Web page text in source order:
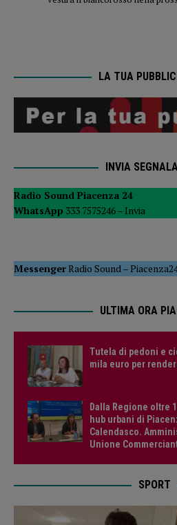
LA TUA
INVIA
Radio Sound Piacenza 24
WhatsApp 333 7575246 – Invia
MessengerRadio Sound –
ULTIMA ORA
Tutela di pedoni e
mila euro per
Dalla Regione oltre
hub urbani di
Calendasco.
Unione
SPORT